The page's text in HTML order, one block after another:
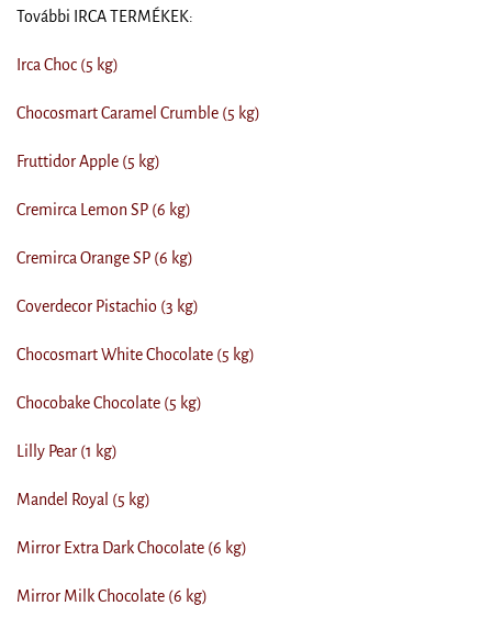
További IRCA TERMÉKEK:
Irca Choc (5 kg)
Chocosmart Caramel Crumble (5 kg)
Fruttidor Apple (5 kg)
Cremirca Lemon SP (6 kg)
Cremirca Orange SP (6 kg)
Coverdecor Pistachio (3 kg)
Chocosmart White Chocolate (5 kg)
Chocobake Chocolate (5 kg)
Lilly Pear (1 kg)
Mandel Royal (5 kg)
Mirror Extra Dark Chocolate (6 kg)
Mirror Milk Chocolate (6 kg)